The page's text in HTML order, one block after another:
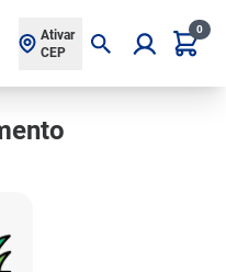
Ativar
CEP
0